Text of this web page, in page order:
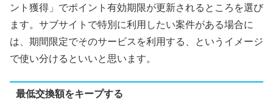
ント獲得」でポイント有効期限が更新されるところを選び
ます。サブサイトで特別に利用したい案件がある場合に
は、期間限定でそのサービスを利用する、というイメージ
で使い分けるといいと思います。
最低交換額をキープする